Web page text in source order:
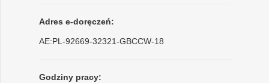
Adres e-doręczeń:
AE:PL-92669-32321-GBCCW-18
Godziny pracy: